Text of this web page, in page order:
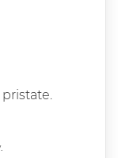
pristate.